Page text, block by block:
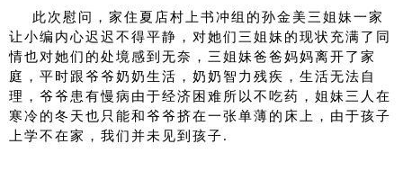
此次慰问，家住夏店村上书冲组的孙金美三姐妹一家
让小编内心迟迟不得平静，对她们三姐妹的现状充满了同
情也对她们的处境感到无奈，三姐妹爸爸妈妈离开了家
庭，平时跟爷爷奶奶生活，奶奶智力残疾，生活无法自
理，爷爷 患有慢病由于经济困难所以不吃药，姐妹三人在
寒冷的冬天也只能和爷爷挤在一张单薄的床上，由于孩子
上学不在家，我们并未见到孩子.